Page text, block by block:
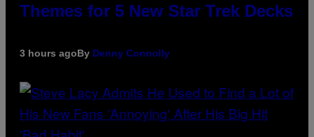
Themes for 5 New Star Trek Decks
3 hours agoBy Denny Connolly